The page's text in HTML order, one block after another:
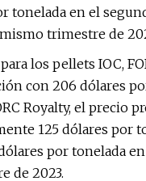
tonelada en el
trimestre de
los pellets IOC,
con 206 dólares
Royalty, el precio
125 dólares por
por tonelada
de 2023.